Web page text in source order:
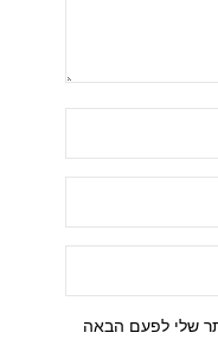
שלי לפעם הבאה